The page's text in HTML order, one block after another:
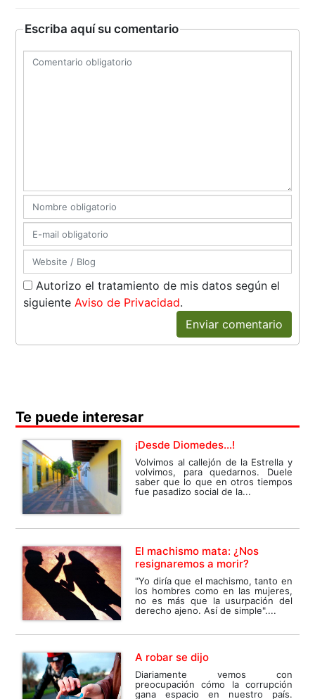
Escriba aquí su comentario
Autorizo el tratamiento de mis datos según el
siguienteAviso de Privacidad.
Enviar comentario
Te puede interesar
¡Desde Diomedes...!
Volvimos al callejón de la Estrella y
volvimos, para quedarnos. Duele
saber que lo que en otros tiempos
fue pasadizo social de la...
El machismo mata: ¿Nos
resignaremos a morir?
"Yo diría que el machismo, tanto en
los hombres como en las mujeres,
no es más que la usurpación del
derecho ajeno. Así de simple"....
A robar se dijo
Diariamente vemos con
preocupación cómo la corrupción
gana espacio en nuestro país.